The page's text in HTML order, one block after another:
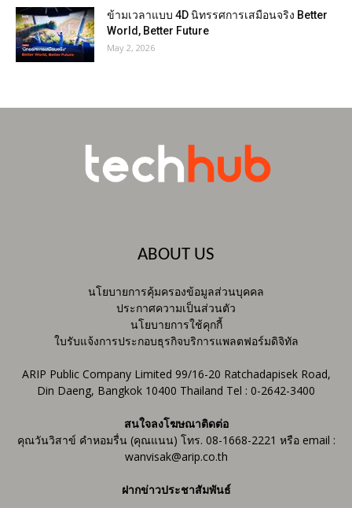
ข้ามเวลาแบบ 4D นิทรรศการเสมือนจริง Better
World, Better Future
May 2, 2026
ABOUT US
นโยบายการคุ้มครองข้อมูลส่วนบุคคล
ประกาศความเป็นส่วนตัว
นโยบายการใช้คุกกี้
ใบรับแจ้งการประกอบธุรกิจบริการแพลตฟอร์มดิจิทัล
ARIP Public Company Limited 99/16-20 Ratchadapisek Road,
Din Daeng, Bangkok 10400 Thailand Tel : 0-2642-3400
สนใจลงโฆษณาติดต่อ
คุณวันวิสาข์ คำหอมรื่น (คุณแนน) โทร. 08-1668-2221 หรือ email :
wanvisak@arip.co.th
ฝากข่าวประชาสัมพันธ์